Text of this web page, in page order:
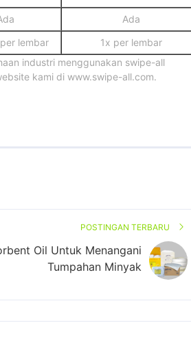
Ada
lembar
1x per lembar
industri menggunakan swipe-all
kami di www.swipe-all.com.
POSTINGAN TERBARU
Oil Untuk Menangani
Tumpahan Minyak